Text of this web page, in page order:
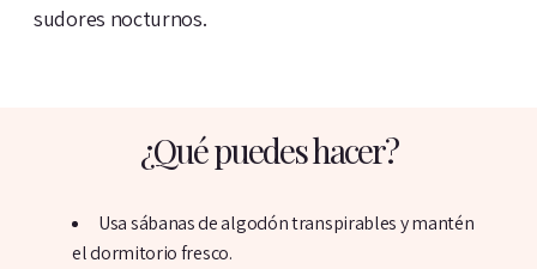
sudores nocturnos.
¿Qué puedes hacer?
Usa sábanas de algodón transpirables y mantén
el dormitorio fresco.